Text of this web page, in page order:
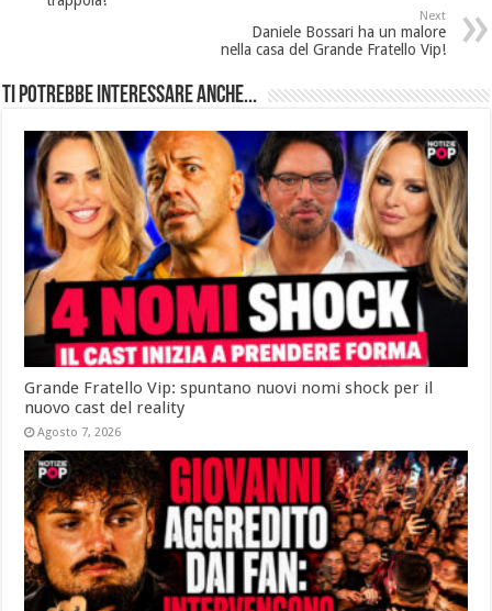
Next
Daniele Bossari ha un malore
nella casa del Grande Fratello Vip!
Ti potrebbe interessare anche...
Grande Fratello Vip: spuntano nuovi nomi shock per il
nuovo cast del reality
Agosto 7, 2026